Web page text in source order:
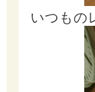
いつもの